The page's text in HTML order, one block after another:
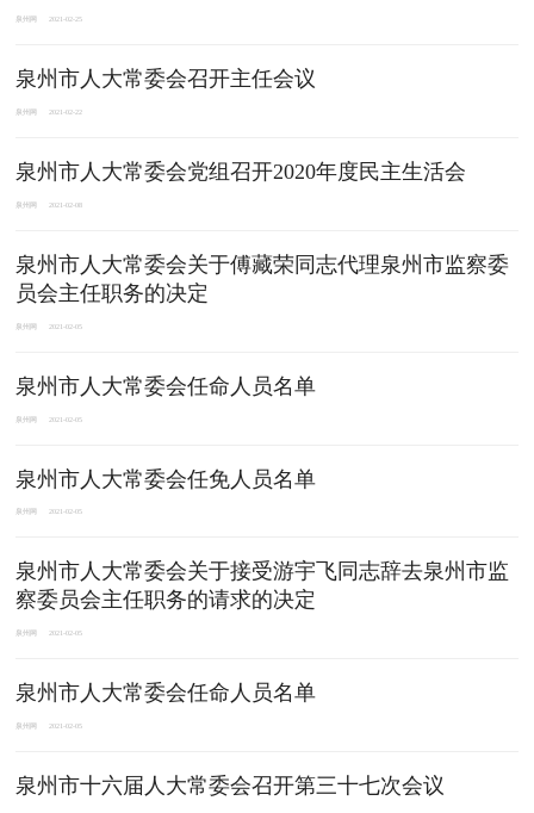
泉州网 2021-02-25
泉州市人大常委会召开主任会议
泉州网 2021-02-22
泉州市人大常委会党组召开2020年度民主生活会
泉州网 2021-02-08
泉州市人大常委会关于傅藏荣同志代理泉州市监察委
员会主任职务的决定
泉州网 2021-02-05
泉州市人大常委会任命人员名单
泉州网 2021-02-05
泉州市人大常委会任免人员名单
泉州网 2021-02-05
泉州市人大常委会关于接受游宇飞同志辞去泉州市监
察委员会主任职务的请求的决定
泉州网 2021-02-05
泉州市人大常委会任命人员名单
泉州网 2021-02-05
泉州市十六届人大常委会召开第三十七次会议